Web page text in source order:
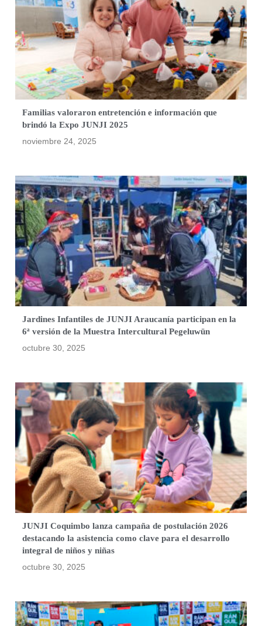
Familias valoraron entretención e información que
brindó la Expo JUNJI 2025
noviembre 24, 2025
Jardines Infantiles de JUNJI Araucanía participan en la
6ª versión de la Muestra Intercultural Pegeluwün
octubre 30, 2025
JUNJI Coquimbo lanza campaña de postulación 2026
destacando la asistencia como clave para el desarrollo
integral de niños y niñas
octubre 30, 2025